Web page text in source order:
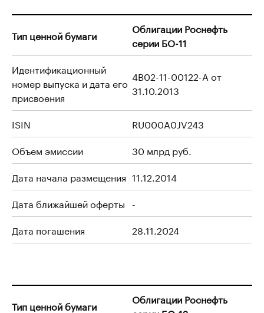
Тип ценной бумаги
Облигации Роснефть
серии БО-11
Идентификационный
номер выпуска и дата его
присвоения
4B02-11-00122-A от
31.10.2013
ISIN
RU000A0JV243
Объем эмиссии
30 млрд руб.
Дата начала размещения 11.12.2014
Дата ближайшей оферты -
Дата погашения
28.11.2024
Тип ценной бумаги
Облигации Роснефть